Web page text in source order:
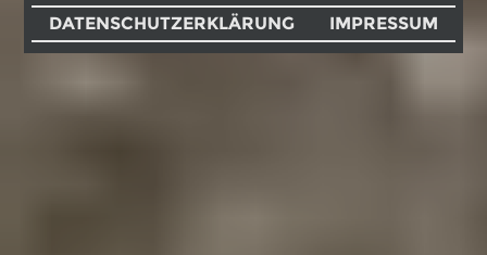
DATENSCHUTZERKLÄRUNG IMPRESSUM